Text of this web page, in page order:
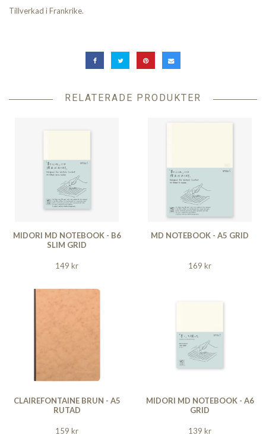
Tillverkad i Frankrike.
RELATERADE PRODUKTER
MIDORI MD NOTEBOOK - B6
SLIM GRID
149 kr
MD NOTEBOOK - A5 GRID
169 kr
CLAIREFONTAINE BRUN - A5
RUTAD
159 kr
MIDORI MD NOTEBOOK - A6
GRID
139 kr